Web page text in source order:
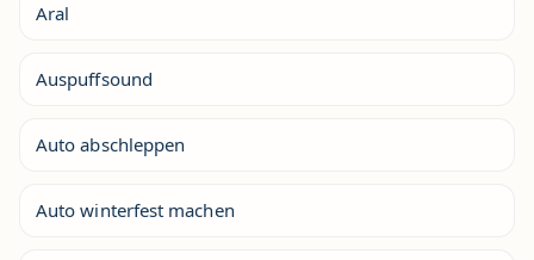
Aral
Auspuffsound
Auto abschleppen
Auto winterfest machen